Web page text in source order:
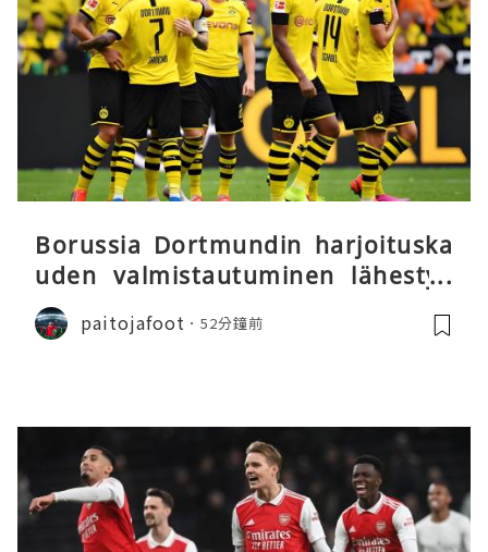
Borussia Dortmundin harjoituska
uden valmistautuminen lähestyy
päätöstään
paitojafoot 52分鐘前